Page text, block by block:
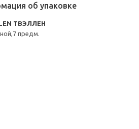
об упаковке
ТВЭЛЛЕН
предм.